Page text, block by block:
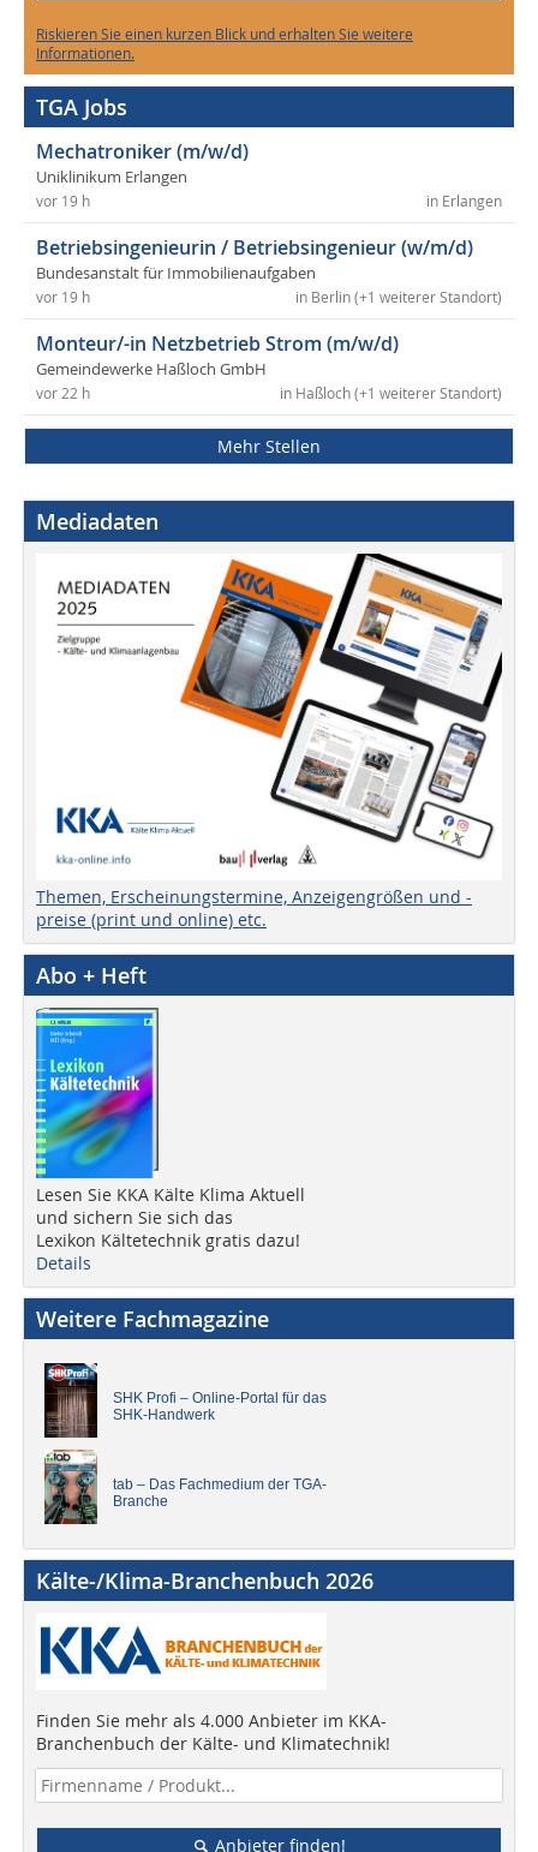
Riskieren Sie einen kurzen Blick und erhalten Sie weitere
Informationen.
TGA Jobs
Mechatroniker (m/w/d)
Uniklinikum Erlangen
in Erlangen
vor 19 h
Betriebsingenieurin / Betriebsingenieur (w/m/d)
Bundesanstalt für Immobilienaufgaben
in Berlin (+1 weiterer Standort)
vor 19 h
Monteur/-in Netzbetrieb Strom (m/w/d)
Gemeindewerke Haßloch GmbH
in Haßloch (+1 weiterer Standort)
vor 22 h
Mehr Stellen
Mediadaten
Themen, Erscheinungstermine, Anzeigengrößen und -
preise (print und online) etc.
Abo + Heft
Lesen Sie KKA Kälte Klima Aktuell
und sichern Sie sich das
Lexikon Kältetechnik gratis dazu!
Details
Weitere Fachmagazine
SHK Profi – Online-Portal für das
SHK-Handwerk
tab – Das Fachmedium der TGA-
Branche
Kälte-/Klima-Branchenbuch 2026
Finden Sie mehr als 4.000 Anbieter im KKA-
Branchenbuch der Kälte- und Klimatechnik!
Anbieter finden!